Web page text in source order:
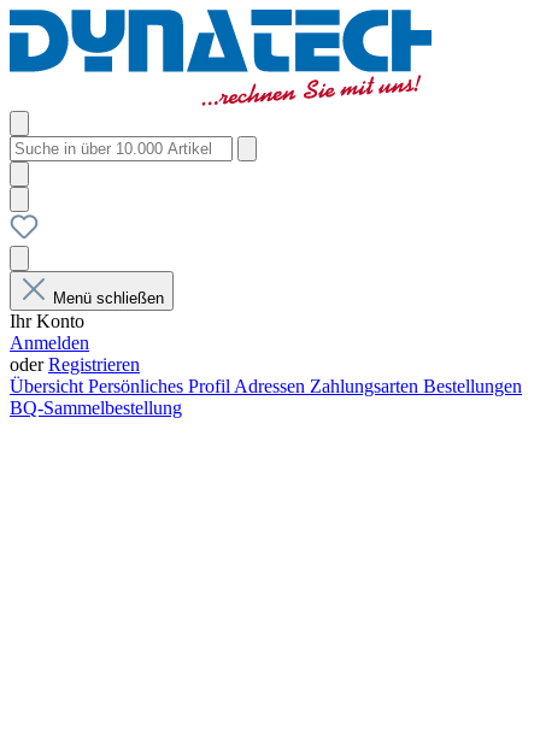
Menü schließen
Ihr Konto
Anmelden
oderRegistrieren
Übersicht Persönliches Profil Adressen Zahlungsarten Bestellungen
BQ-Sammelbestellung